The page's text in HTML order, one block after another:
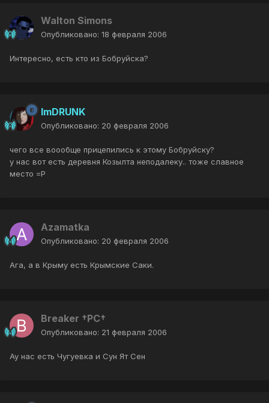
Walton Simons
Опубликовано: 18 февраля 2006
Интересно, есть кто из Бобруйска?
ImDRUNK
Опубликовано: 20 февраля 2006
чего все воообще прицепились к этому Бобруйску?
у нас вот есть деревня Козылта неподалеку.. тоже славное
место =Р
Azamatka
Опубликовано: 20 февраля 2006
Ага, а в Крыму есть Крымские Саки.
Breaker †PC†
Опубликовано: 21 февраля 2006
Ау нас есть Чугуевка и Сун Ят Сен